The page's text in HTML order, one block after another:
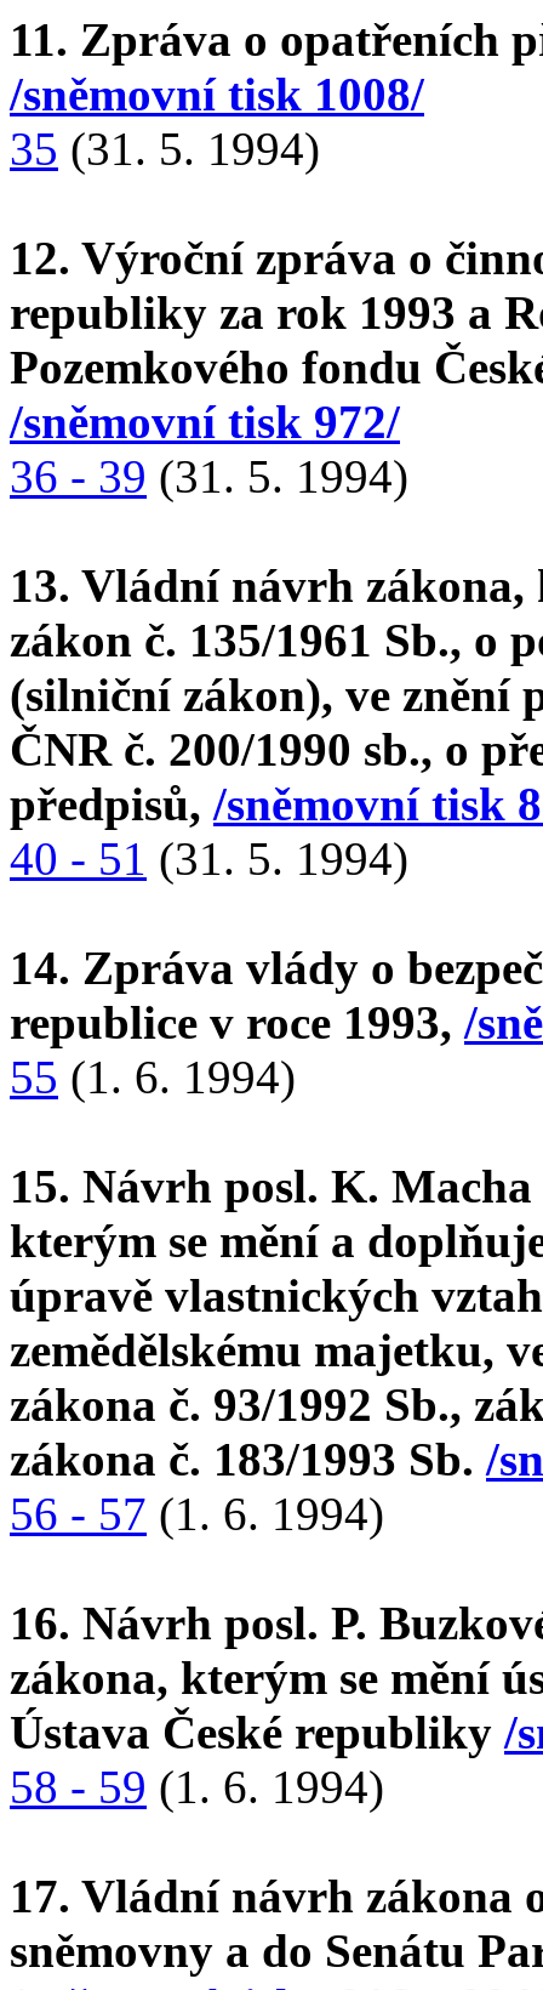
11. Zpráva o opatřeních
/sněmovní tisk 1008/
35 (31. 5. 1994)
12. Výroční zpráva o
republiky za rok 1993 a
Pozemkového fondu
/sněmovní tisk 972/
36 - 39 (31. 5. 1994)
13. Vládní návrh
zákon č. 135/1961 Sb., o
(silniční zákon), ve znění
ČNR č. 200/1990 sb., o
předpisů, /sněmovní tisk
40 - 51 (31. 5. 1994)
14. Zpráva vlády o
republice v roce 1993, /
55 (1. 6. 1994)
15. Návrh posl. K.
kterým se mění a
úpravě vlastnických
zemědělskému majetku,
zákona č. 93/1992 Sb.,
zákona č. 183/1993 Sb. /
56 - 57 (1. 6. 1994)
16. Návrh posl. P.
zákona, kterým se mění
Ústava České republiky /
58 - 59 (1. 6. 1994)
17. Vládní návrh zákona
sněmovny a do Senátu